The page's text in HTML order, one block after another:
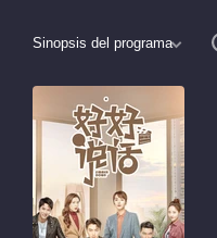
Sinopsis del programa